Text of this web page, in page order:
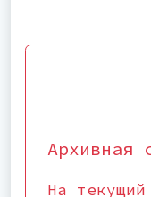
Архивная
На